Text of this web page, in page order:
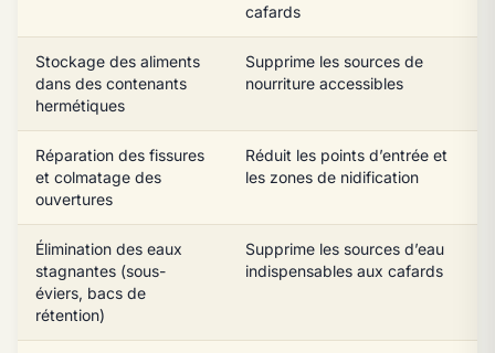
cafards
Stockage des aliments
dans des contenants
hermétiques
Supprime les sources de
nourriture accessibles
Réparation des fissures
et colmatage des
ouvertures
Réduit les points d’entrée et
les zones de nidification
Élimination des eaux
stagnantes (sous-
éviers, bacs de
rétention)
Supprime les sources d’eau
indispensables aux cafards